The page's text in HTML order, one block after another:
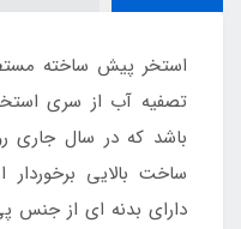
تصفیه آب از سری
باشد که در سال جاری
ساخت بالایی
دارای بدنه ای از جنس